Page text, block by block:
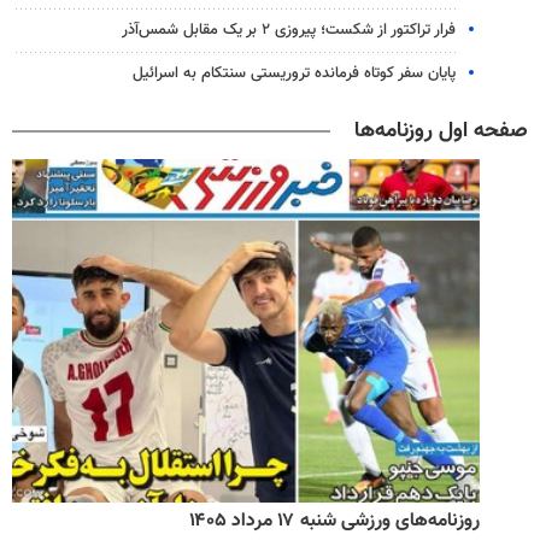
فرار تراکتور از شکست؛ پیروزی ۲ بر یک مقابل شمس‌آذر
پایان سفر کوتاه فرمانده تروریستی سنتکام به اسرائیل
صفحه اول روزنامه‌ها
روزنامه‌های ورزشی شنبه ۱۷ مرداد ۱۴۰۵